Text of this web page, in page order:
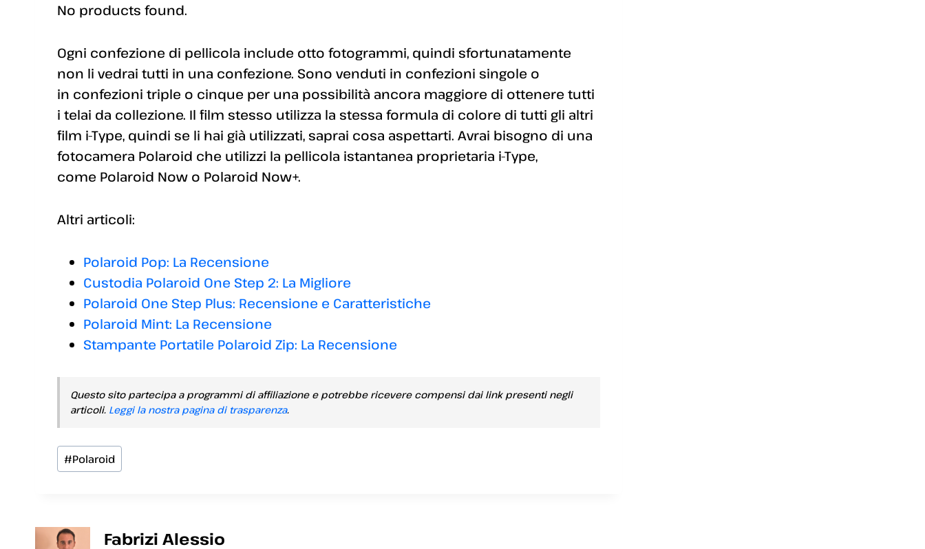
No products found.
Ogni confezione di pellicola include otto fotogrammi, quindi sfortunatamente
non li vedrai tutti in una confezione. Sono venduti in confezioni singole o
in confezioni triple o cinque per una possibilità ancora maggiore di ottenere tutti
i telai da collezione. Il film stesso utilizza la stessa formula di colore di tutti gli altri
film i-Type, quindi se li hai già utilizzati, saprai cosa aspettarti. Avrai bisogno di una
fotocamera Polaroid che utilizzi la pellicola istantanea proprietaria i-Type,
come Polaroid Now o Polaroid Now+.
Altri articoli:
Polaroid Pop: La Recensione
Custodia Polaroid One Step 2: La Migliore
Polaroid One Step Plus: Recensione e Caratteristiche
Polaroid Mint: La Recensione
Stampante Portatile Polaroid Zip: La Recensione
Questo sito partecipa a programmi di affiliazione e potrebbe ricevere compensi dai link presenti negli
articoli. Leggi la nostra pagina di trasparenza.
Tag
articolo:
#Polaroid
Fabrizi Alessio